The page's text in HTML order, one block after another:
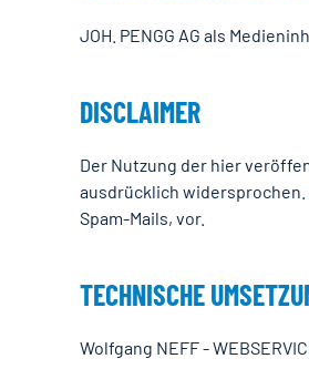
JOH. PENGG AG als
DISCLAIMER
Der Nutzung der hier
ausdrücklich
Spam-Mails, vor.
TECHNISCHE
Wolfgang NEFF -